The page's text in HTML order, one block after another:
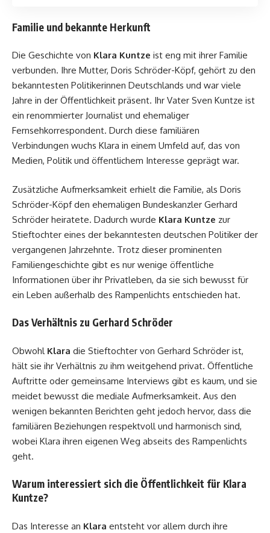
Familie und bekannte Herkunft
Die Geschichte von Klara Kuntze ist eng mit ihrer Familie
verbunden. Ihre Mutter, Doris Schröder-Köpf, gehört zu den
bekanntesten Politikerinnen Deutschlands und war viele
Jahre in der Öffentlichkeit präsent. Ihr Vater Sven Kuntze ist
ein renommierter Journalist und ehemaliger
Fernsehkorrespondent. Durch diese familiären
Verbindungen wuchs Klara in einem Umfeld auf, das von
Medien, Politik und öffentlichem Interesse geprägt war.
Zusätzliche Aufmerksamkeit erhielt die Familie, als Doris
Schröder-Köpf den ehemaligen Bundeskanzler Gerhard
Schröder heiratete. Dadurch wurde Klara Kuntze zur
Stieftochter eines der bekanntesten deutschen Politiker der
vergangenen Jahrzehnte. Trotz dieser prominenten
Familiengeschichte gibt es nur wenige öffentliche
Informationen über ihr Privatleben, da sie sich bewusst für
ein Leben außerhalb des Rampenlichts entschieden hat.
Das Verhältnis zu Gerhard Schröder
Obwohl Klara die Stieftochter von Gerhard Schröder ist,
hält sie ihr Verhältnis zu ihm weitgehend privat. Öffentliche
Auftritte oder gemeinsame Interviews gibt es kaum, und sie
meidet bewusst die mediale Aufmerksamkeit. Aus den
wenigen bekannten Berichten geht jedoch hervor, dass die
familiären Beziehungen respektvoll und harmonisch sind,
wobei Klara ihren eigenen Weg abseits des Rampenlichts
geht.
Warum interessiert sich die Öffentlichkeit für Klara
Kuntze?
Das Interesse an Klara entsteht vor allem durch ihre